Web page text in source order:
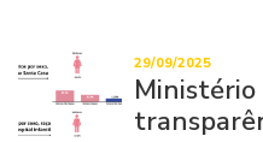
29/09/2025